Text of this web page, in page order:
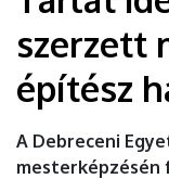
terveiből
EGYETEM
szerzett
építész
A Debreceni
mesterképzésén